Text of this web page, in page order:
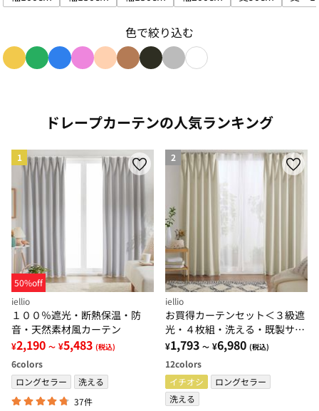
サイズで絞り込み: 幅100cm
サイズで絞り込み: 幅130cm
サイズで絞り込み: 幅150cm
サイズで絞り込み: 幅
サイズで絞
色で絞り込む
ドレープカーテンの人気ランキング
1
50%off
iellio
１００％遮光・断熱保温・防
音・天然素材風カーテン
¥2,190 ～ ¥5,483 (税込)
6colors
ロングセラー
洗える
37件
2
iellio
お買得カーテンセット＜３級遮
光・４枚組・洗える・既製サイ
ズ・無地＞
¥1,793 ～ ¥6,980 (税込)
12colors
イチオシ
ロングセラー
洗える